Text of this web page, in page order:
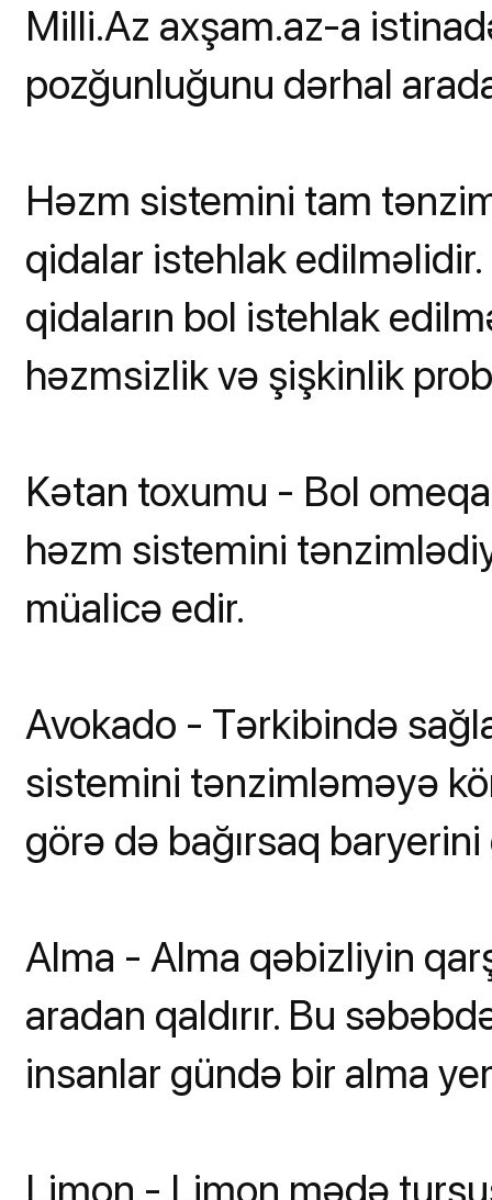
Milli.Az axşam.az-a
pozğunluğunu dərhal
Həzm sistemini tam
qidalar istehlak
qidaların bol istehlak
həzmsizlik və şişkinlik
Kətan toxumu - Bol
həzm sistemini
müalicə edir.
Avokado - Tərkibində
sistemini tənzimləməyə
görə də bağırsaq
Alma - Alma qəbizliyin
aradan qaldırır. Bu
insanlar gündə bir alma
Limon - Limon mədə